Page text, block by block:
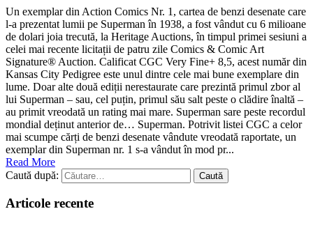
Un exemplar din Action Comics Nr. 1, cartea de benzi desenate care
l-a prezentat lumii pe Superman în 1938, a fost vândut cu 6 milioane
de dolari joia trecută, la Heritage Auctions, în timpul primei sesiuni a
celei mai recente licitații de patru zile Comics & Comic Art
Signature® Auction. Calificat CGC Very Fine+ 8,5, acest număr din
Kansas City Pedigree este unul dintre cele mai bune exemplare din
lume. Doar alte două ediții nerestaurate care prezintă primul zbor al
lui Superman – sau, cel puțin, primul său salt peste o clădire înaltă –
au primit vreodată un rating mai mare. Superman sare peste recordul
mondial deținut anterior de… Superman. Potrivit listei CGC a celor
mai scumpe cărți de benzi desenate vândute vreodată raportate, un
exemplar din Superman nr. 1 s-a vândut în mod pr...
Read More
Caută după:
Articole recente